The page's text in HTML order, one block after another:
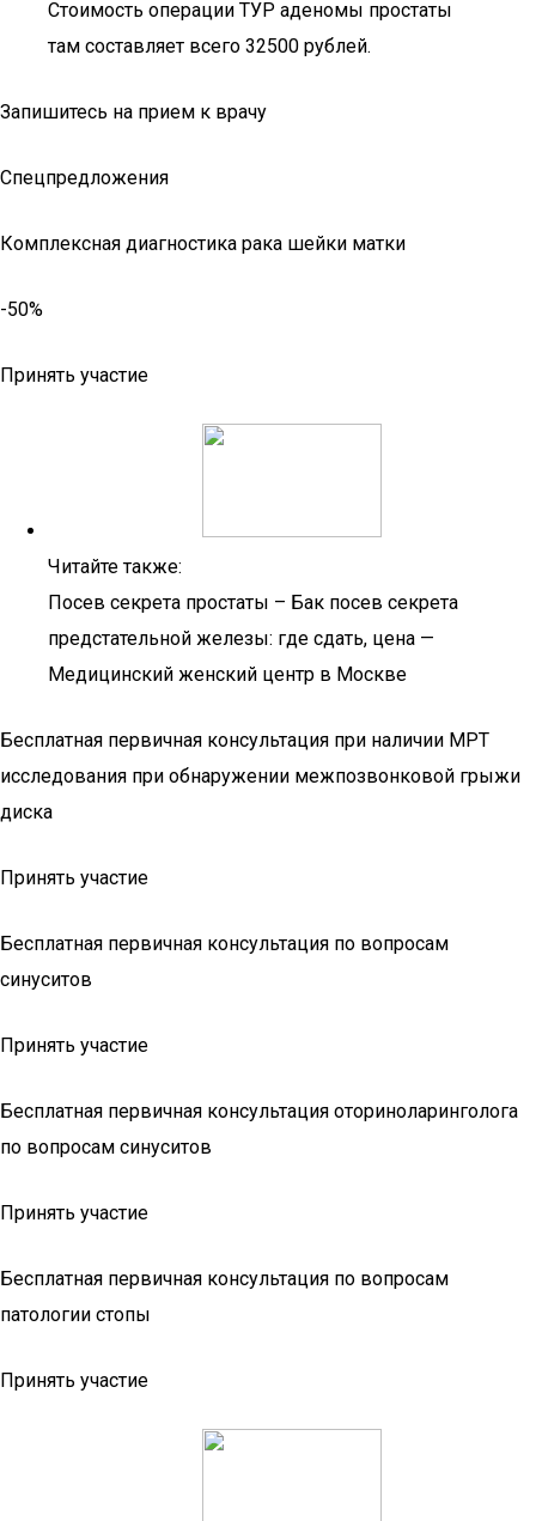
Стоимость операции ТУР аденомы простаты
там составляет всего 32500 рублей.
Запишитесь на прием к врачу
Спецпредложения
Комплексная диагностика рака шейки матки
-50%
Принять участие
Читайте также:
Посев секрета простаты – Бак посев секрета
предстательной железы: где сдать, цена —
Медицинский женский центр в Москве
Бесплатная первичная консультация при наличии МРТ
исследования при обнаружении межпозвонковой грыжи
диска
Принять участие
Бесплатная первичная консультация по вопросам
синуситов
Принять участие
Бесплатная первичная консультация оториноларинголога
по вопросам синуситов
Принять участие
Бесплатная первичная консультация по вопросам
патологии стопы
Принять участие